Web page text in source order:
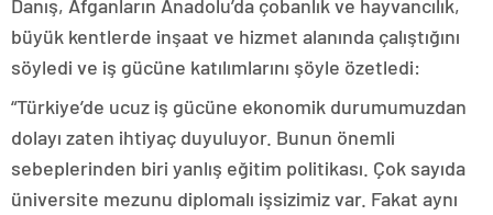
Danış, Afganların Anadolu’da çobanlık ve hayvancılık,
büyük kentlerde inşaat ve hizmet alanında çalıştığını
söyledi ve iş gücüne katılımlarını şöyle özetledi:
“Türkiye’de ucuz iş gücüne ekonomik durumumuzdan
dolayı zaten ihtiyaç duyuluyor. Bunun önemli
sebeplerinden biri yanlış eğitim politikası. Çok sayıda
üniversite mezunu diplomalı işsizimiz var. Fakat aynı